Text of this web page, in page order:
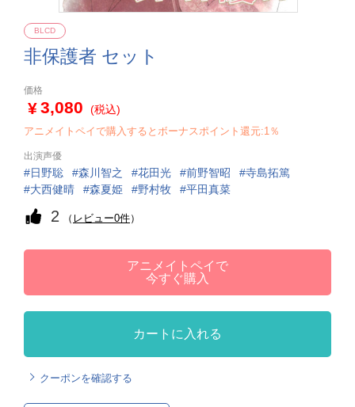
非保護者 セット
BLCD
価格
3,080 (税込)
アニメイトペイで購入するとボーナスポイント還元:1％
出演声優
日野聡 森川智之 花田光 前野智昭
寺島拓篤
大西健晴
森夏姫 野村牧 平田真菜
2 （ レビュー0件）
アニメイトペイで
今すぐ購入
カートに入れる
クーポンを確認する